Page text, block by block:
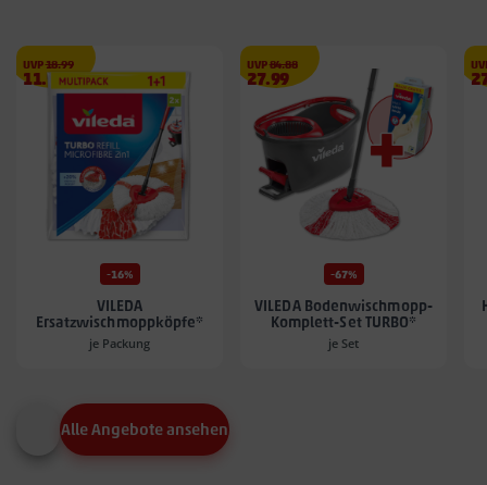
UVP18.99€
Angebotspreis
11.99
11.99
-16%
VILEDA
Ersatzwischmoppköpfe*
je Packung
UVP84.88€
Angebotspreis
27.99
27.99
-67%
VILEDA Bodenwischmopp-
Komplett-Set TURBO*
je Set
Alle Angebote ansehen